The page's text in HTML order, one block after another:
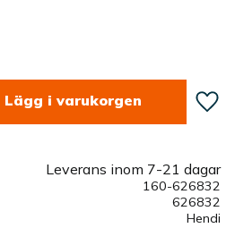
Lägg
Leverans inom 7-21 dagar
160-626832
626832
Hendi